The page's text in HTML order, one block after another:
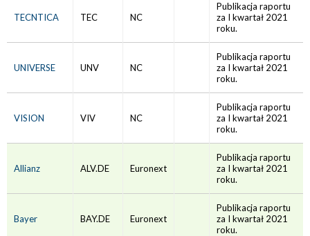
TECNTICA TEC NC
Publikacja raportu
za I kwartał 2021
roku.
UNIVERSE UNV NC
Publikacja raportu
za I kwartał 2021
roku.
VISION VIV NC
Publikacja raportu
za I kwartał 2021
roku.
Allianz ALV.DE Euronext
Publikacja raportu
za I kwartał 2021
roku.
Bayer BAY.DE Euronext
Publikacja raportu
za I kwartał 2021
roku.